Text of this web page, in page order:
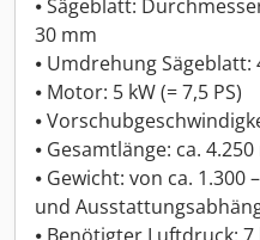
⦁ Sägeblatt:
30 mm
⦁ Umdrehung Sägeblatt:
⦁ Motor: 5 kW (= 7,5 PS)
⦁
⦁ Gesamtlänge: ca.
⦁ Gewicht: von ca. 1.300
und